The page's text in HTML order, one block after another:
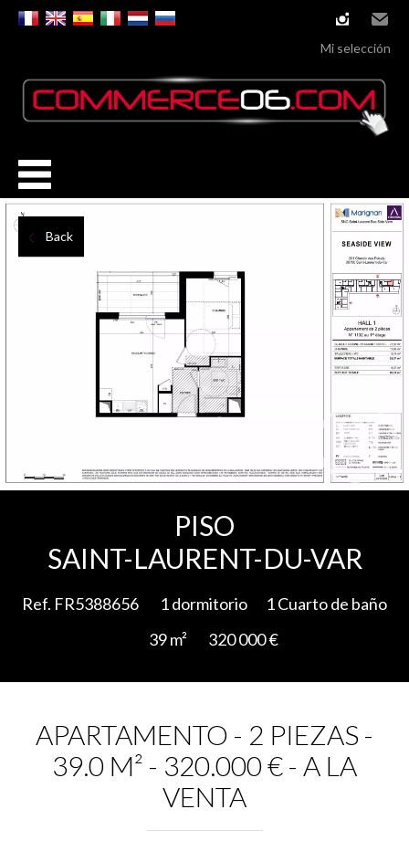
instagram
Email
Mi selección
Back
PISO
SAINT-LAURENT-DU-VAR
Ref. FR5388656 1 dormitorio
1 Cuarto de baño
39 m²
320 000 €
APARTAMENTO - 2 PIEZAS -
39.0 M² - 320.000 € - A LA
VENTA